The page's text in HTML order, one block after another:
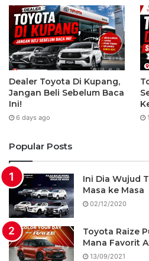
Dealer Toyota Di Kupang,
Jangan Beli Sebelum Baca
Ini!
6 days ago
Popular Posts
Ini Dia Wujud
Masa ke Masa
02/12/2020
Toyota Raize
Mana Favorit
13/09/2021